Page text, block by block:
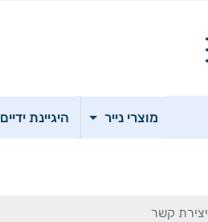
מוצרי נייר היגיינת ידיים
יצירת קשר